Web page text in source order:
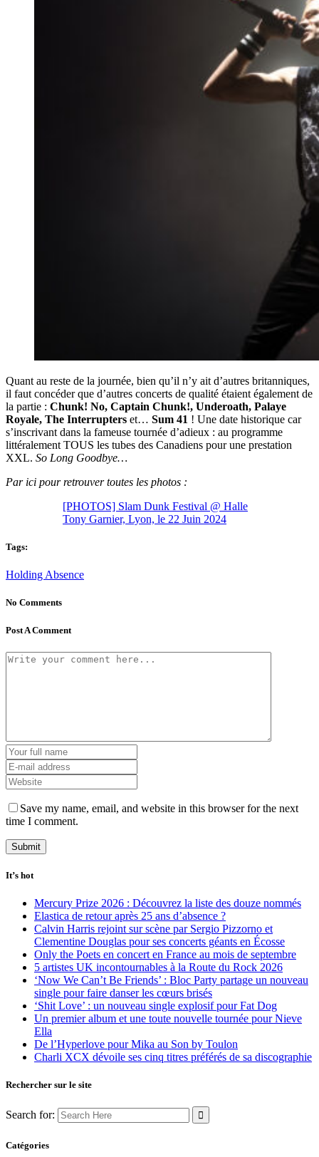
Quant au reste de la journée, bien qu’il n’y ait d’autres britanniques,
il faut concéder que d’autres concerts de qualité étaient également de
la partie : Chunk! No, Captain Chunk!, Underoath, Palaye
Royale, The Interrupters et… Sum 41 ! Une date historique car
s’inscrivant dans la fameuse tournée d’adieux : au programme
littéralement TOUS les tubes des Canadiens pour une prestation
XXL. So Long Goodbye…
Par ici pour retrouver toutes les photos :
[PHOTOS] Slam Dunk Festival @ Halle
Tony Garnier, Lyon, le 22 Juin 2024
Tags:
Holding Absence
No Comments
Post A Comment
Save my name, email, and website in this browser for the next
time I comment.
It’s hot
Mercury Prize 2026 : Découvrez la liste des douze nommés
Elastica de retour après 25 ans d’absence ?
Calvin Harris rejoint sur scène par Sergio Pizzorno et
Clementine Douglas pour ses concerts géants en Écosse
Only the Poets en concert en France au mois de septembre
5 artistes UK incontournables à la Route du Rock 2026
‘Now We Can’t Be Friends’ : Bloc Party partage un nouveau
single pour faire danser les cœurs brisés
‘Shit Love’ : un nouveau single explosif pour Fat Dog
Un premier album et une toute nouvelle tournée pour Nieve
Ella
De l’Hyperlove pour Mika au Son by Toulon
Charli XCX dévoile ses cinq titres préférés de sa discographie
Rechercher sur le site
Search for:
Catégories